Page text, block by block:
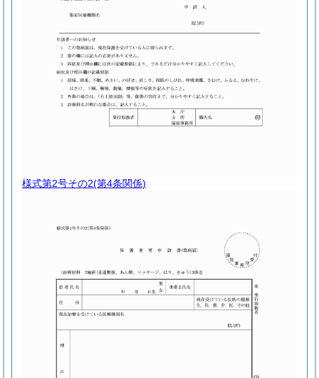
様式第2号その2(第4条関係)